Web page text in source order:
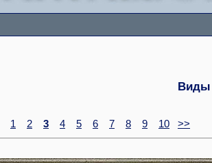
Виды
1 2 3 4 5 6 7 8 9 10 >>